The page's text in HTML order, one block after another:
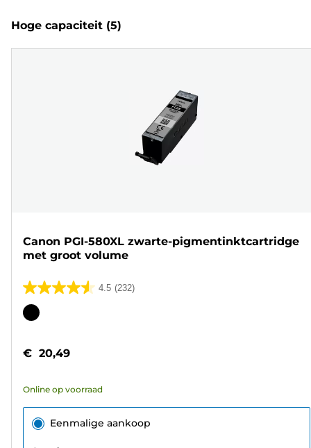
Hoge capaciteit (5)
Canon PGI-580XL zwarte-pigmentinktcartridge
met groot volume
4.5 (232)
4.5
van
sterren.
beoordelingen
Kleurencartridge
€ 20,49
Online op voorraad
Eenmalige aankoop